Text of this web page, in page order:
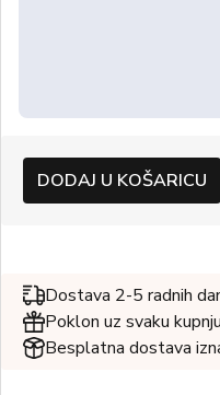
DODAJ U KOŠARICU
Dostava 2-5 radnih
Poklon uz svaku kupnju
Besplatna dostava